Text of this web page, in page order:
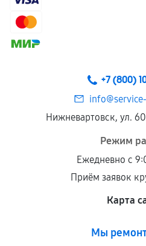
+7 (800)
Нижневартовск, ул.
Режим
Ежедневно с
Приём заявок
Карта
Мы